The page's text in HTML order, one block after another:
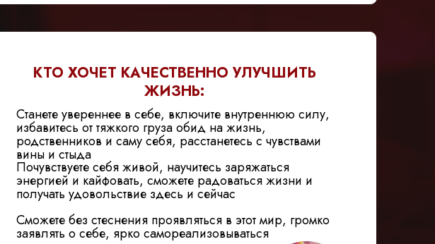
КТО ХОЧЕТ КАЧЕСТВЕННО УЛУЧШИТЬ
ЖИЗНЬ:
Станете увереннее в себе, включите внутреннюю силу,
избавитесь от тяжкого груза обид на жизнь,
родственников и саму себя, расстанетесь с чувствами
вины и стыда
Почувствуете себя живой, научитесь заряжаться
энергией и кайфовать, сможете радоваться жизни и
получать удовольствие здесь и сейчас
Сможете без стеснения проявляться в этот мир, громко
заявлять о себе, ярко самореализовываться